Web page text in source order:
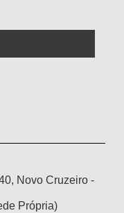
Novo Cruzeiro -
Própria)